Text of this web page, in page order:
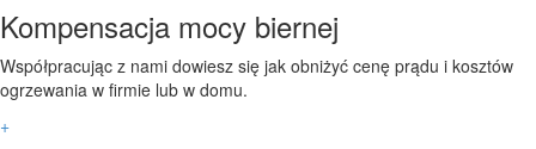
Kompensacja mocy biernej
Współpracując z nami dowiesz się jak obniżyć cenę prądu i kosztów
ogrzewania w firmie lub w domu.
+